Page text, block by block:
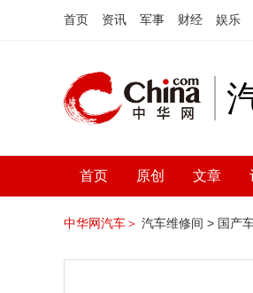
首页 资讯 军事 财经 娱乐
首页 原创 文章
中华网汽车＞ 汽车维修间 > 国产